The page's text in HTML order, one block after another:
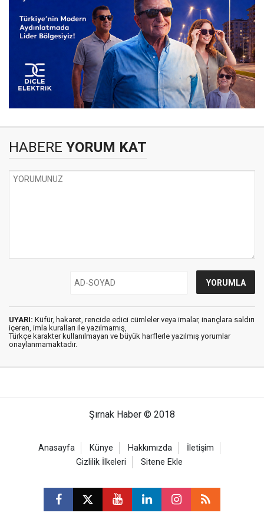
HABERE YORUM KAT
UYARI: Küfür, hakaret, rencide edici cümleler veya imalar, inançlara saldırı
içeren, imla kuralları ile yazılmamış,
Türkçe karakter kullanılmayan ve büyük harflerle yazılmış yorumlar
onaylanmamaktadır.
Şırnak Haber © 2018
Anasayfa Künye Hakkımızda
İletişim
Gizlilik İlkeleri
Sitene Ekle